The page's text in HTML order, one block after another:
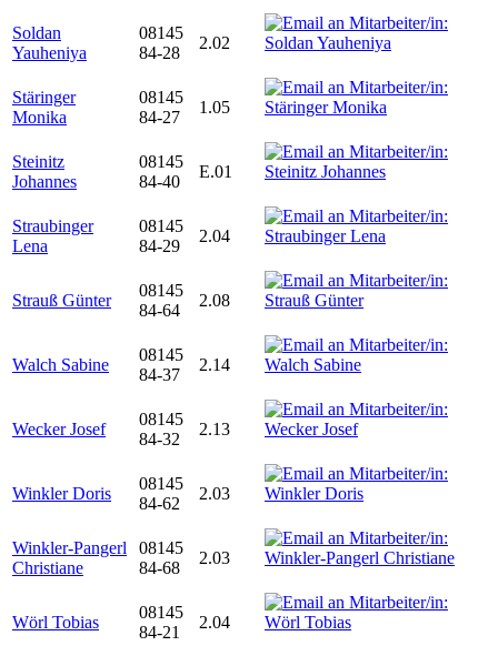
Soldan
Yauheniya
08145
84-28
2.02
Stäringer
Monika
08145
84-27
1.05
Steinitz
Johannes
08145
84-40
E.01
Straubinger
Lena
08145
84-29
2.04
Strauß Günter
08145
84-64
2.08
Walch Sabine
08145
84-37
2.14
Wecker Josef
08145
84-32
2.13
Winkler Doris
08145
84-62
2.03
Winkler-Pangerl
Christiane
08145
84-68
2.03
Wörl Tobias
08145
84-21
2.04